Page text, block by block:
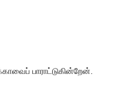
பாராட்டுகின்றேன்.